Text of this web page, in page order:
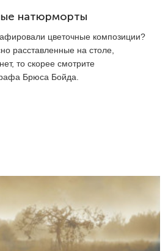
натюрморты
цветочные композиции?
расставленные на столе,
то скорее смотрите
Брюса Бойда.